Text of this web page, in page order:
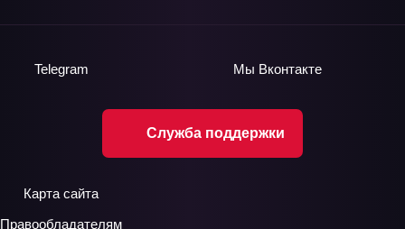
Служба поддержки
Telegram Мы Вконтакте
Карта сайта
Правообладателям